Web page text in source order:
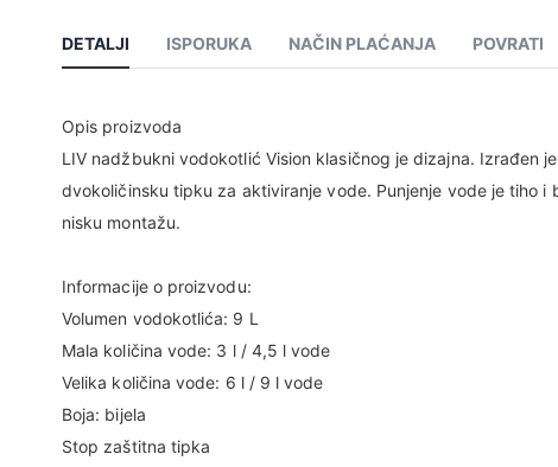
DETALJI
Opis proizvoda
LIV nadžbukni vodokotlić Vision klasičnog je dizajna. Izrađen
dvokoličinsku tipku za aktiviranje vode. Punjenje vode je tiho
nisku montažu.
Informacije o proizvodu:
Volumen vodokotlića: 9 L
Mala količina vode: 3 l / 4,5 l vode
Velika količina vode: 6 l / 9 l vode
Boja: bijela
Stop zaštitna tipka
ISPORUKA NAČIN PLAĆANJA POVRATI